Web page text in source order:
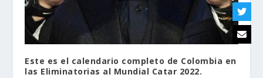
Este es el calendario completo de Colombia en
las Eliminatorias al Mundial Catar 2022.